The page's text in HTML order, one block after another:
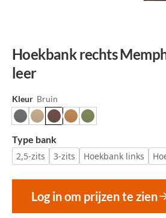
Hoekbank rechts
leer
Kleur Bruin
Type bank
2,5-zits
3-zits Hoekbank links
Log in om prijzen te zien